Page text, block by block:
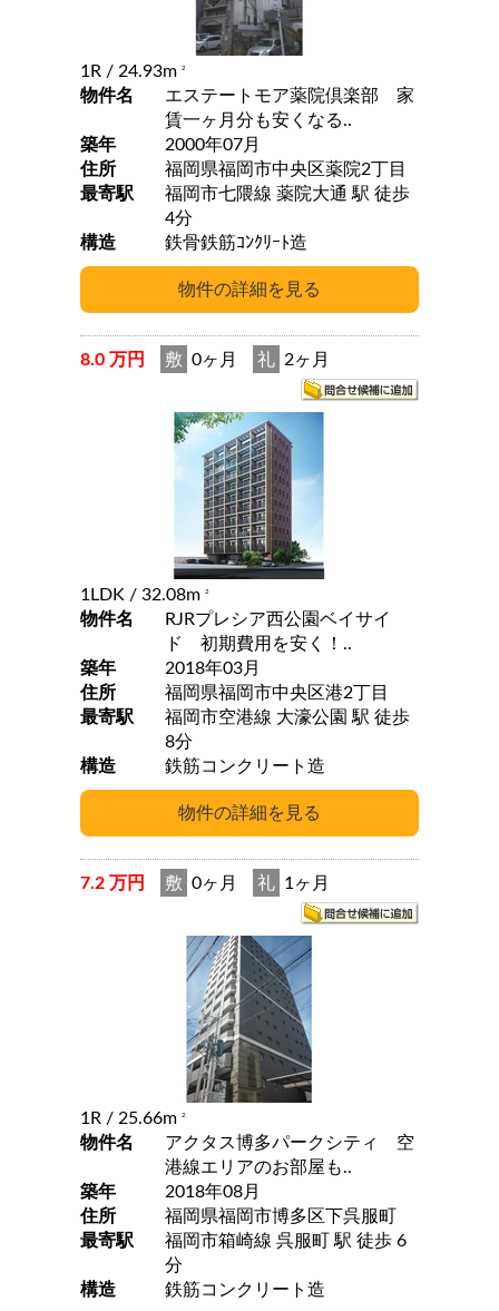
1R / 24.93m 2
物件名
エステートモア薬院倶楽部 家
賃一ヶ月分も安くなる..
築年
2000年07月
住所
福岡県福岡市中央区薬院2丁目
最寄駅
福岡市七隈線 薬院大通 駅 徒歩
4分
構造
鉄骨鉄筋ｺﾝｸﾘｰﾄ造
8.0 万円 敷 0ヶ月 礼 2ヶ月
1LDK / 32.08m 2
物件名
RJRプレシア西公園ベイサイ
ド 初期費用を安く！..
築年
2018年03月
住所
福岡県福岡市中央区港2丁目
最寄駅
福岡市空港線 大濠公園 駅 徒歩
8分
構造
鉄筋コンクリート造
7.2 万円 敷 0ヶ月 礼 1ヶ月
1R / 25.66m 2
物件名
アクタス博多パークシティ 空
港線エリアのお部屋も..
築年
2018年08月
住所
福岡県福岡市博多区下呉服町
最寄駅
福岡市箱崎線 呉服町 駅 徒歩 6
分
構造
鉄筋コンクリート造